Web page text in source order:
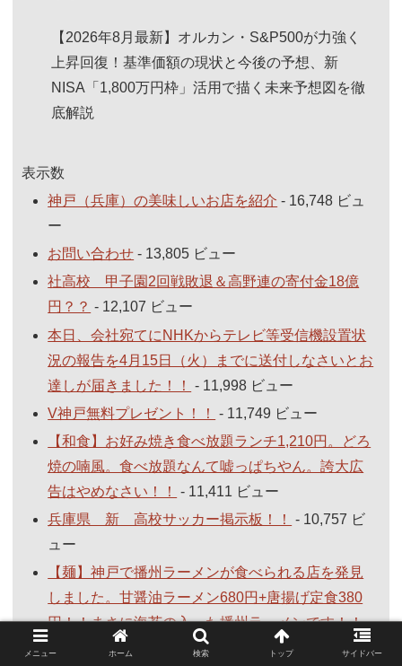
【2026年8月最新】オルカン・S&P500が力強く
上昇回復！基準価額の現状と今後の予想、新
NISA「1,800万円枠」活用で描く未来予想図を徹
底解説
表示数
神戸（兵庫）の美味しいお店を紹介 - 16,748 ビュ
ー
お問い合わせ - 13,805 ビュー
社高校 甲子園2回戦敗退＆高野連の寄付金18億
円？？ - 12,107 ビュー
本日、会社宛てにNHKからテレビ等受信機設置状
況の報告を4月15日（火）までに送付しなさいとお
達しが届きました！！
- 11,998 ビュー
V神戸無料プレゼント！！
- 11,749 ビュー
【和食】お好み焼き食べ放題ランチ1,210円。どろ
焼の喃風。食べ放題なんて嘘っぱちやん。誇大広
告はやめなさい！！
- 11,411 ビュー
兵庫県 新 高校サッカー掲示板！！
- 10,757 ビ
ュー
【麺】神戸で播州ラーメンが食べられる店を発見
しました。甘醤油ラーメン680円+唐揚げ定食380
円！！まさに海苔の入った播州ラーメンです！！-
10,535 ビュー
メニュー ホーム 検索 トップ サイドバー